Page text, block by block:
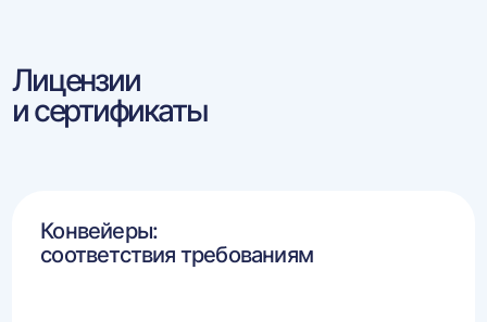
Лицензии
и сертификаты
Конвейеры:
соответствия требованиям